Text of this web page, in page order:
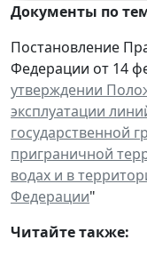
Документы по
Постановление
Федерации от 14
утверждении
эксплуатации
государственной
приграничной
водах и в
Федерации"
Читайте также: